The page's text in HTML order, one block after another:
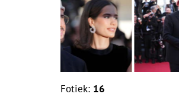
Fotiek: 16